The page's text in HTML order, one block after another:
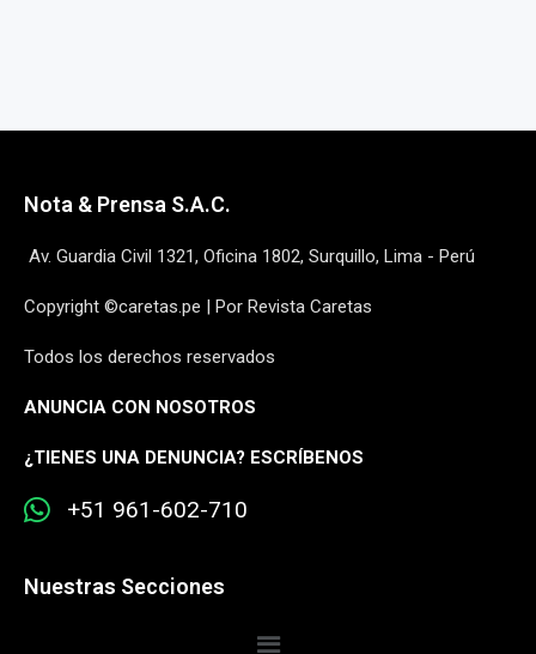
Nota & Prensa S.A.C.
Av. Guardia Civil 1321, Oficina 1802, Surquillo, Lima - Perú
Copyright ©caretas.pe | Por Revista Caretas
Todos los derechos reservados
ANUNCIA CON NOSOTROS
¿TIENES UNA DENUNCIA? ESCRÍBENOS
+51 961-602-710
Nuestras Secciones